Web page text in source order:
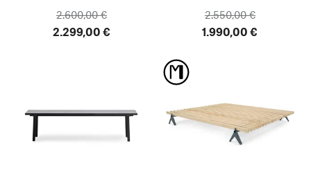
2.600,00 €
2.299,00 €
2.550,00 €
1.990,00 €